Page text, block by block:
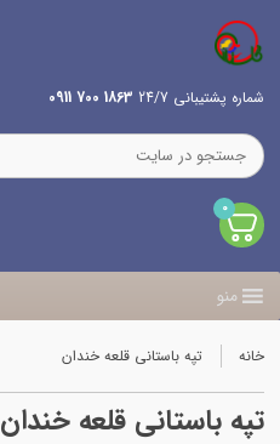
شماره پشتیبانی 24/7 1863 700 0911
0
منو
خانه تپه باستانی قلعه خندان
تپه باستانی قلعه خندان